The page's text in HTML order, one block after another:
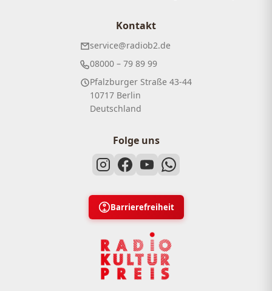
Kontakt
service@radiob2.de
08000 – 79 89 99
Pfalzburger Straße 43-44
10717 Berlin
Deutschland
Folge uns
Barrierefreiheit